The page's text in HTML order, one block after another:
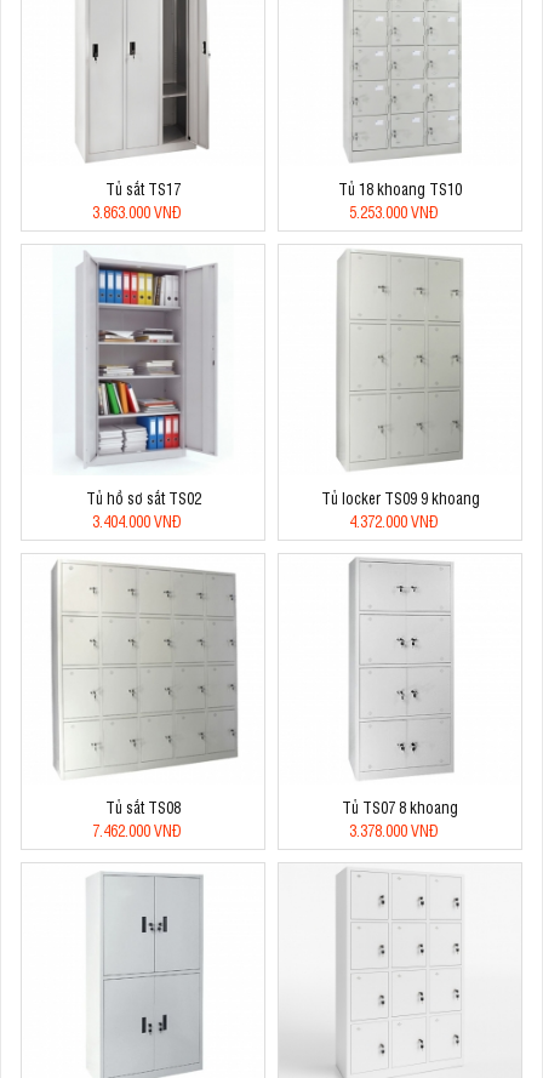
Tủ sắt TS17
3.863.000 VNĐ
Tủ 18 khoang TS10
5.253.000 VNĐ
Tủ hồ sơ sắt TS02
3.404.000 VNĐ
Tủ locker TS09 9 khoang
4.372.000 VNĐ
Tủ sắt TS08
7.462.000 VNĐ
Tủ TS07 8 khoang
3.378.000 VNĐ